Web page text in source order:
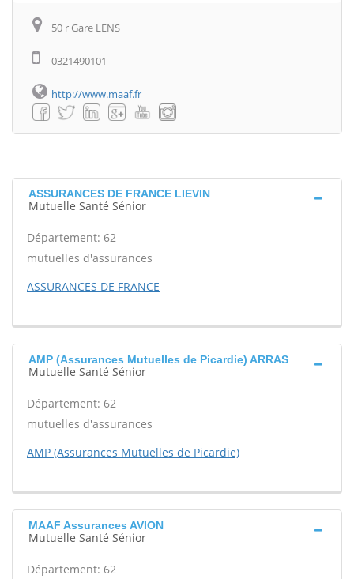
50 r Gare LENS
0321490101
http://www.maaf.fr
ASSURANCES DE FRANCE LIEVIN
Mutuelle Santé Sénior
Département: 62
mutuelles d'assurances
ASSURANCES DE FRANCE
AMP (Assurances Mutuelles de Picardie) ARRAS
Mutuelle Santé Sénior
Département: 62
mutuelles d'assurances
AMP (Assurances Mutuelles de Picardie)
MAAF Assurances AVION
Mutuelle Santé Sénior
Département: 62